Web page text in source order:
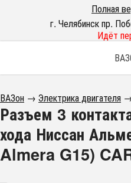
Полная
г. Челябинск пр.
Идёт
ВАЗон → Электрика двигателя
Разъем 3
хода Ниссан
Almera G15)